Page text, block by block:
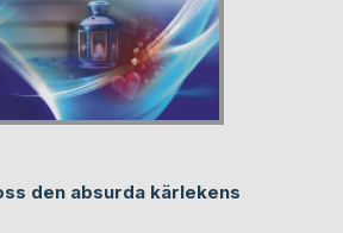
den absurda kärlekens